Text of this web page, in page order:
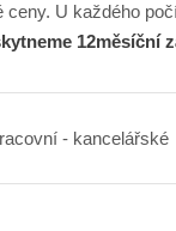
U každého
12měsíční
- kancelářské